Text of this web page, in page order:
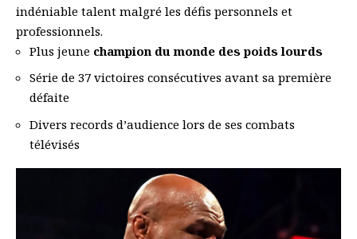
indéniable talent malgré les défis personnels et
professionnels.
Plus jeune champion du monde des poids lourds
Série de 37 victoires consécutives avant sa première
défaite
Divers records d’audience lors de ses combats
télévisés